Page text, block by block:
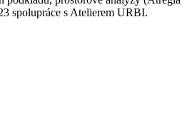
spolupráce s Atelierem URBI.